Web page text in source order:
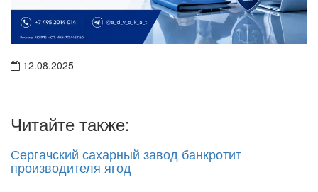
12.08.2025
Читайте также:
Сергачский сахарный завод банкротит
производителя ягод